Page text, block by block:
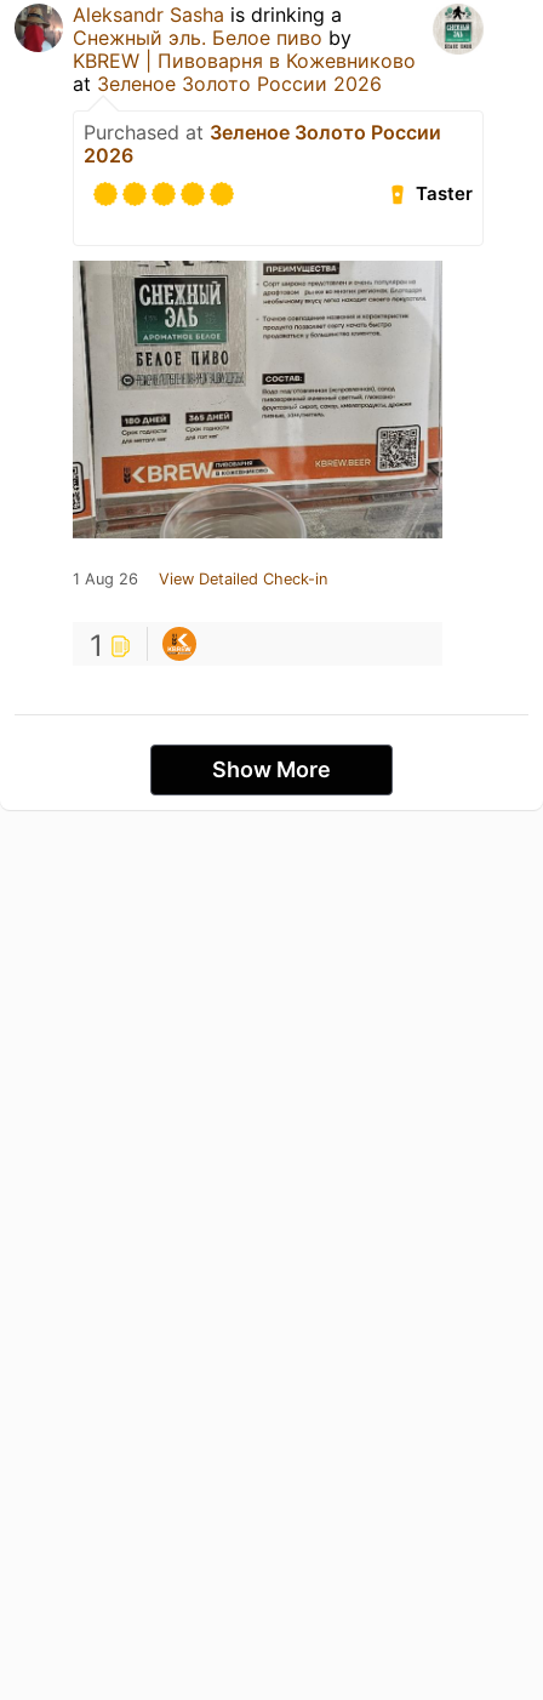
Aleksandr Sasha is drinking a
Снежный эль. Белое пиво by
KBREW | Пивоварня в Кожевниково
at Зеленое Золото России 2026
Purchased at Зеленое Золото России
2026
Taster
1 Aug 26 View Detailed Check-in
1
Show More